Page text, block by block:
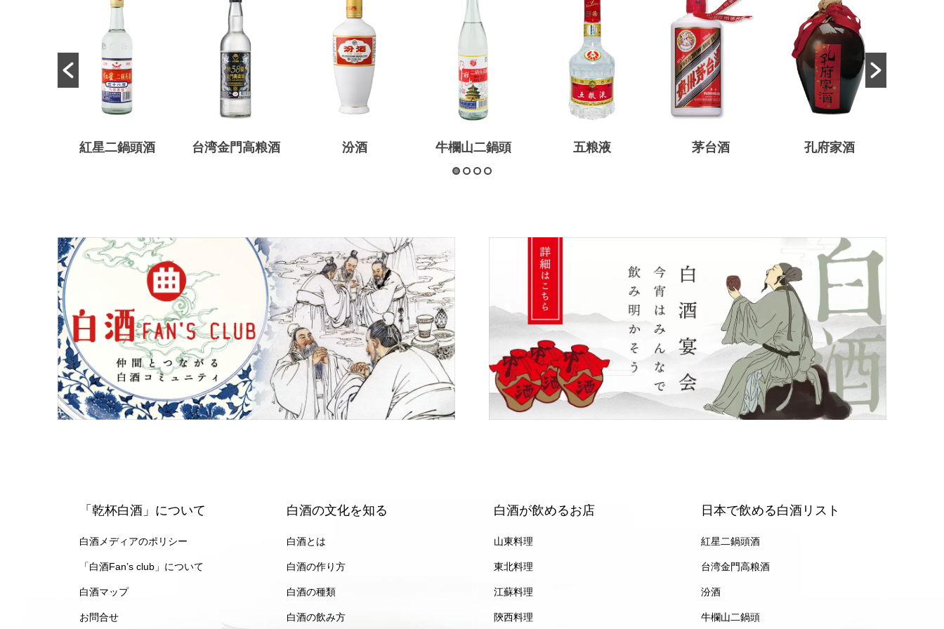
紅星二鍋頭酒 台湾金門高粮酒 汾酒 牛欄山二鍋頭 五粮液 茅台酒 孔府家酒
「乾杯白酒」について
白酒メディアのポリシー
「白酒Fan’s club」について
白酒マップ
お問合せ
白酒の文化を知る
白酒とは
白酒の作り方
白酒の種類
白酒の飲み方
白酒が飲めるお店
山東料理
東北料理
江蘇料理
陝西料理
日本で飲める白酒リスト
紅星二鍋頭酒
台湾金門高粮酒
汾酒
牛欄山二鍋頭